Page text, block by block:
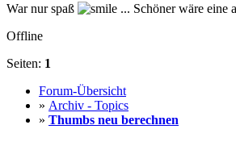
War nur spaß
... Schöner wäre eine
Offline
Seiten: 1
Forum-Übersicht
» Archiv - Topics
» Thumbs neu berechnen